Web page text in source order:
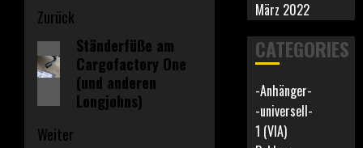
Beitragsnavigation
Zurück
Vorheriger
Beitrag:
Ständerfüße am
Cargofactory One
(und anderen
Longjohns)
Weiter
März 2022
CATEGORIES
-Anhänger-
-universell-
1 (VIA)